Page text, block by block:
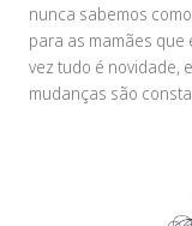
nunca sabemos
para as mamães que
vez tudo é novidade,
mudanças são